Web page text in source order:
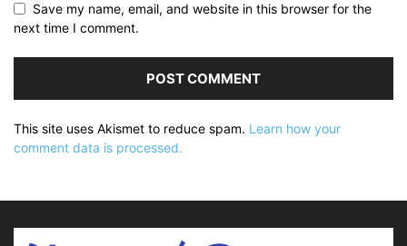
Save my name, email, and website in this browser for the
next time I comment.
This site uses Akismet to reduce spam. Learn how your
comment data is processed.